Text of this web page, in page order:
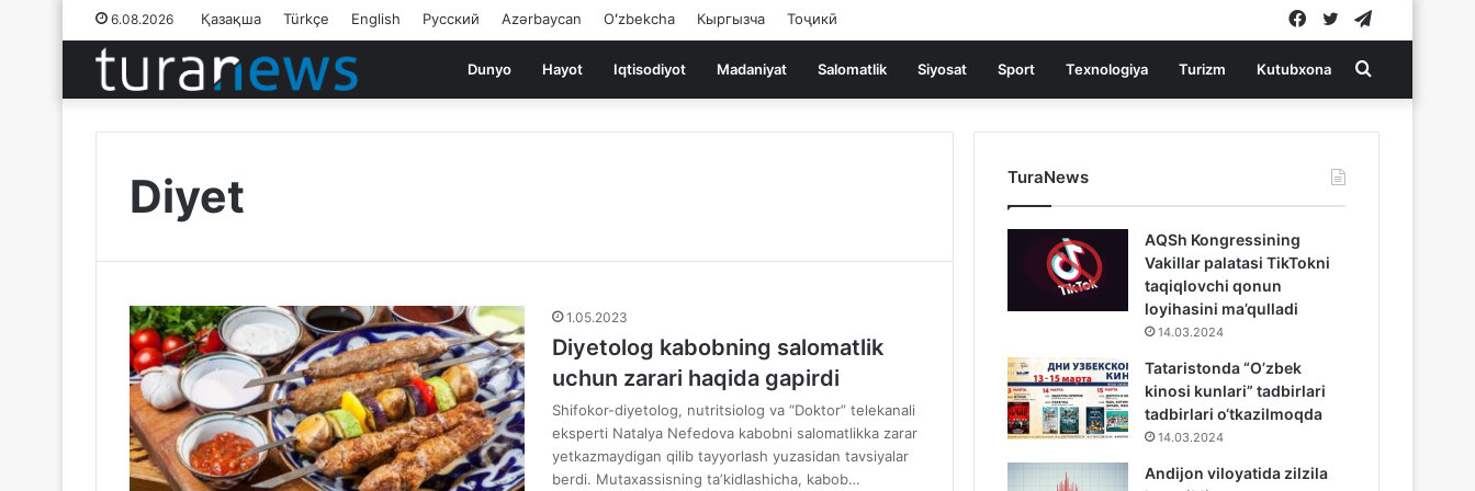
6.08.2026 Қазақша Türkçe English Русский Azərbaycan Oʻzbekcha Кыргызча Тоҷикӣ Twitter
Facebook
Dunyo Hayot Iqtisodiyot Madaniyat Salomatlik Siyosat Sport Texnologiya Turizm Kutubxona Search
for
Diyet
1.05.2023
Diyetolog kabobning salomatlik
uchun zarari haqida gapirdi
Shifokor-diyetolog, nutritsiolog va “Doktor” telekanali
eksperti Natalya Nefedova kabobni salomatlikka zarar
yetkazmaydigan qilib tayyorlash yuzasidan tavsiyalar
berdi. Mutaxassisning taʼkidlashicha, kabob…
TuraNews
AQSh Kongressining
Vakillar palatasi TikTokni
taqiqlovchi qonun
loyihasini ma’qulladi
14.03.2024
Tataristonda “O’zbek
kinosi kunlari” tadbirlari
tadbirlari o‘tkazilmoqda
14.03.2024
Andijon viloyatida zilzila